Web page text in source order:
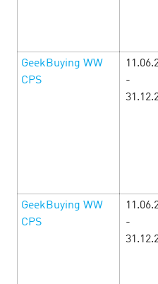
Мифический
Погрузитесь в
призами!С 10 мая по 31 мая
майский квест! Конкурс, в
возможность не только
LEARN MORE
GeekBuying WW
CPS
-
GeekBuying WW
CPS
-